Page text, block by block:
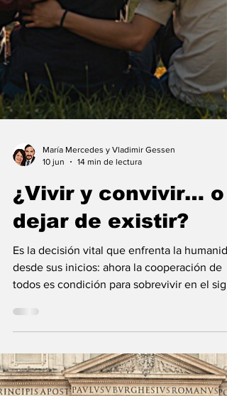
10 jun
14 min de lectura
¿Vivir y convivir… o
dejar de existir?
Es la decisión vital que enfrenta la
desde sus inicios: ahora la cooperación de